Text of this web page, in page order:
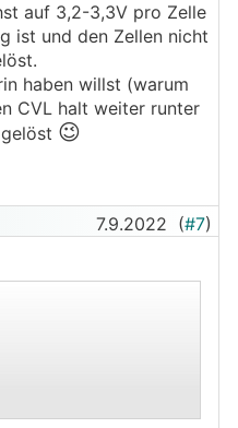
auf 3,2-3,3V pro Zelle
ist und den Zellen nicht
haben willst (warum
CVL halt weiter runter
😉
7.9.2022 (#7)